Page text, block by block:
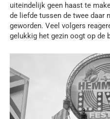
uiteindelijk geen haast te
de liefde tussen de twee daar
geworden. Veel volgers
gelukkig het gezin oogt op de